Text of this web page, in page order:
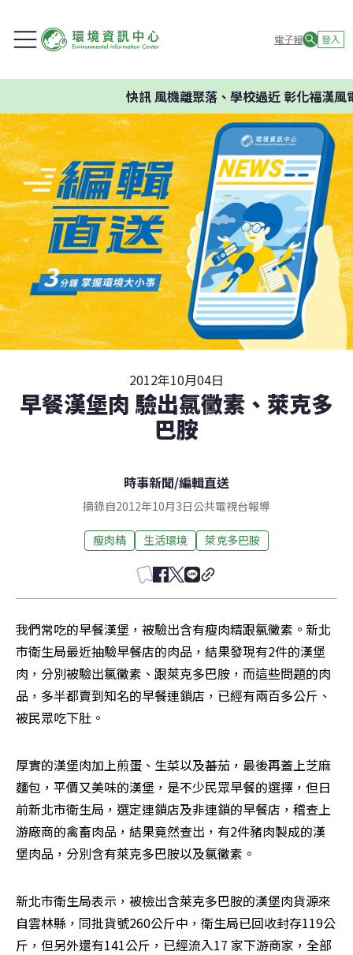
電子報 登入
快訊風機離聚落、學校過近 彰化福漢風
2012年10月04日
早餐漢堡肉 驗出氯黴素、萊克多
巴胺
時事新聞/編輯直送
摘錄自2012年10月3日公共電視台報導
瘦肉精 生活環境 萊克多巴胺
我們常吃的早餐漢堡，被驗出含有瘦肉精跟氯黴素。新北
市衛生局最近抽驗早餐店的肉品，結果發現有2件的漢堡
肉，分別被驗出氯黴素、跟萊克多巴胺，而這些問題的肉
品，多半都賣到知名的早餐連鎖店，已經有兩百多公斤、
被民眾吃下肚。
厚實的漢堡肉加上煎蛋、生菜以及蕃茄，最後再蓋上芝麻
麵包，平價又美味的漢堡，是不少民眾早餐的選擇，但日
前新北市衛生局，選定連鎖店及非連鎖的早餐店，稽查上
游廠商的禽畜肉品，結果竟然查出，有2件豬肉製成的漢
堡肉品，分別含有萊克多巴胺以及氯黴素。
新北市衛生局表示，被檢出含萊克多巴胺的漢堡肉貨源來
自雲林縣，同批貨號260公斤中，衛生局已回收封存119公
斤，但另外還有141公斤，已經流入17 家下游商家，全部